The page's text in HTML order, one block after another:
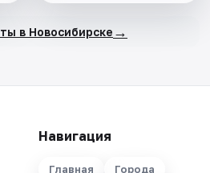
в Новосибирске →
Навигация
Главная Города